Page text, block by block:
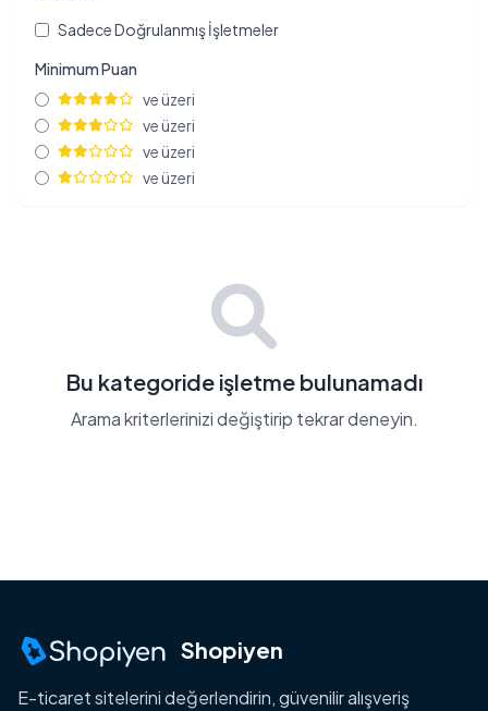
Sadece Doğrulanmış İşletmeler
Minimum Puan
ve üzeri
ve üzeri
ve üzeri
ve üzeri
Bu kategoride işletme bulunamadı
Arama kriterlerinizi değiştirip tekrar deneyin.
Shopiyen
E-ticaret sitelerini değerlendirin, güvenilir alışveriş